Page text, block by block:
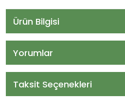
Ürün Bilgisi
Yorumlar
Taksit Seçenekleri